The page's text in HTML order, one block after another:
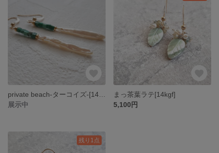
展示中
まっ茶葉ラテ[14kgf]
5,100円
残り1点